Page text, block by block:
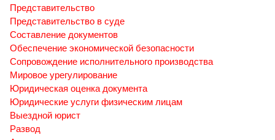
Представительство
Представительство в суде
Составление документов
Обеспечение экономической безопасности
Сопровождение исполнительного производства
Мировое урегулирование
Юридическая оценка документа
Юридические услуги физическим лицам
Выездной юрист
Развод